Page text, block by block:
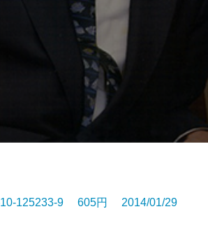
125233-9 605円 2014/01/29